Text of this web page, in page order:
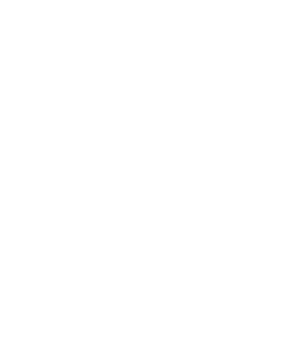
sprawiają, że układanie jest
pokoju. Układanie
Zabawa z puzzlami to
dziecka. Ułożenie